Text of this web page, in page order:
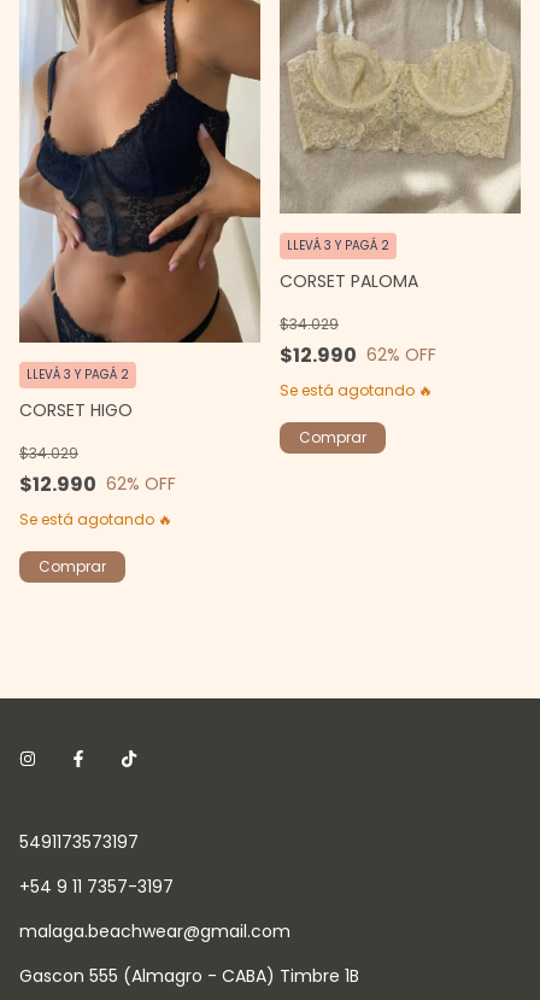
CORSET HIGO
$12.990
$34.029
62% OFF
LLEVÁ 3 Y PAGÁ 2
Se está agotando 🔥
Comprar
CORSET PALOMA
$12.990
$34.029
62% OFF
LLEVÁ 3 Y PAGÁ 2
Se está agotando 🔥
Comprar
5491173573197
+54 9 11 7357-3197
malaga.beachwear@gmail.com
Gascon 555 (Almagro - CABA) Timbre 1B